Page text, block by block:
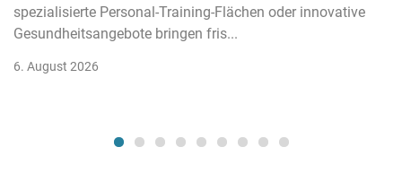
spezialisierte Personal-Training-Flächen oder innovative
Gesundheitsangebote bringen fris...
6. August 2026